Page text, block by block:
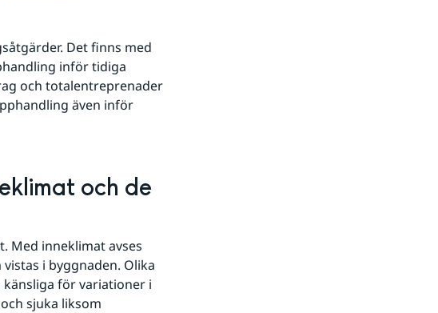
Det finns med
inför tidiga
och totalentreprenader
även inför
och de
Med inneklimat avses
i byggnaden. Olika
för variationer i
sjuka liksom